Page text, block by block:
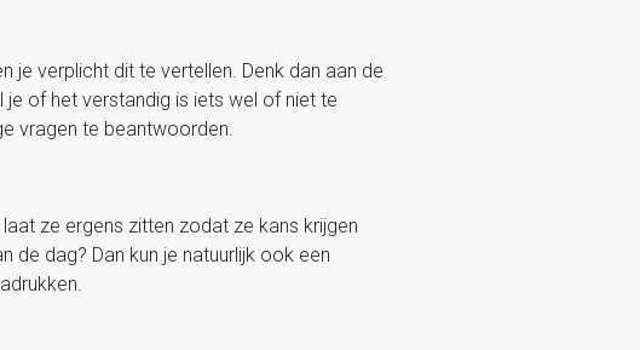
je verplicht dit te vertellen. Denk dan aan de
of het verstandig is iets wel of niet te
vragen te beantwoorden.
ze ergens zitten zodat ze kans krijgen
de dag? Dan kun je natuurlijk ook een